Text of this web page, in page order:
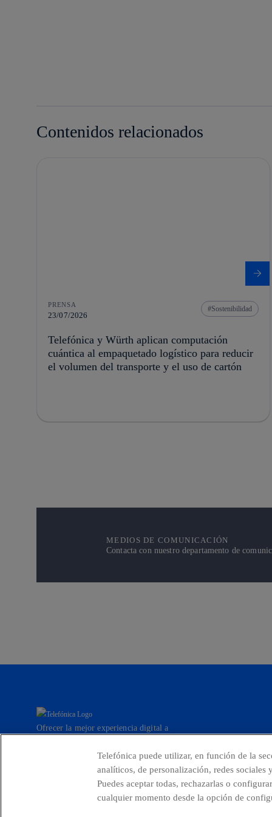
Contenidos relacionados
PRENSA
23/07/2026
Sostenibilidad
Telefónica y Würth aplican computación
cuántica al empaquetado logístico para reducir
el volumen del transporte y el uso de cartón
MEDIOS DE COMUNICACIÓN
Contacta con nuestro departamento de
Ofrecer la mejor experiencia digital a
Países y Unidades emergentes Canal de
Telefónica puede utilizar, en función de la
analíticos, de personalización, redes
Puedes aceptar todas, rechazarlas o
cualquier momento desde la opción de